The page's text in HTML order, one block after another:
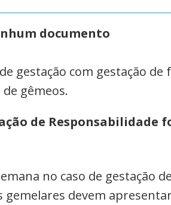
documento
gestação com gestação de
gêmeos.
de Responsabilidade
no caso de gestação
gemelares devem